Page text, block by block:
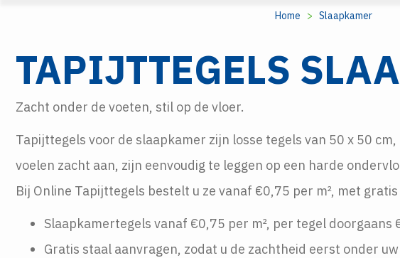
Home Slaapkamer
TAPIJTTEGELS
Zacht onder de voeten, stil op de vloer.
Tapijttegels voor de slaapkamer zijn losse tegels van 50 x 50
voelen zacht aan, zijn eenvoudig te leggen op een harde
Bij Online Tapijttegels bestelt u ze vanaf €0,75 per m², met
Slaapkamertegels vanaf €0,75 per m², per tegel doorgaans
Gratis staal aanvragen, zodat u de zachtheid eerst onder